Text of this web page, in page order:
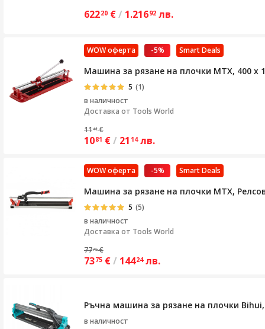
62220 €/ 1.21692 лв.
Smart Deals
-5%
WOW оферта
Машина за рязане на плочки MTX, 400 х
5 (1)
в наличност
Доставка от Tools World
1141 €
1081 €/ 21 14 лв.
Smart Deals
-5%
WOW оферта
Машина за рязане на плочки MTX,
5 (5)
в наличност
Доставка от Tools World
7775 €
7375 €/ 14424 лв.
Ръчна машина за рязане на плочки
в наличност